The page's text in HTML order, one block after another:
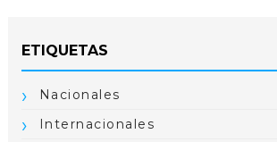
ETIQUETAS
Nacionales
Internacionales